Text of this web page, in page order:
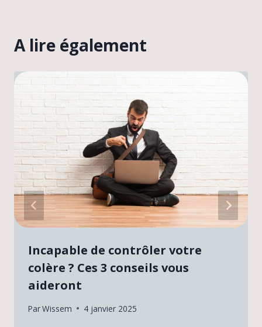
A lire également
Incapable de contrôler votre
colère ? Ces 3 conseils vous
aideront
ParWissem 4 janvier 2025